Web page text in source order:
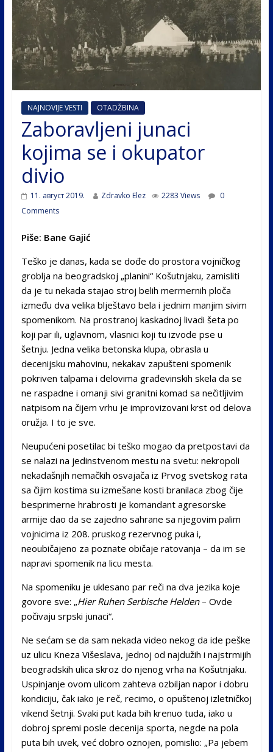
NAJNOVIJE VESTI OTADŽBINA
Zaboravljeni junaci
kojima se i okupator
divio
11. август 2019. Zdravko Elez 2283 Views
0
Comments
Piše: Bane Gajić
Teško je danas, kada se dođe do prostora vojničkog
groblja na beogradskoj „planini“ Košutnjaku, zamisliti
da je tu nekada stajao stroj belih mermernih ploča
između dva velika blještavo bela i jednim manjim sivim
spomenikom. Na prostranoj kaskadnoj livadi šeta po
koji par ili, uglavnom, vlasnici koji tu izvode pse u
šetnju. Jedna velika betonska klupa, obrasla u
decenijsku mahovinu, nekakav zapušteni spomenik
pokriven talpama i delovima građevinskih skela da se
ne raspadne i omanji sivi granitni komad sa nečitljivim
natpisom na čijem vrhu je improvizovani krst od delova
oružja. I to je sve.
Neupućeni posetilac bi teško mogao da pretpostavi da
se nalazi na jedinstvenom mestu na svetu: nekropoli
nekadašnjih nemačkih osvajača iz Prvog svetskog rata
sa čijim kostima su izmešane kosti branilaca zbog čije
besprimerne hrabrosti je komandant agresorske
armije dao da se zajedno sahrane sa njegovim palim
vojnicima iz 208. pruskog rezervnog puka i,
neoubičajeno za poznate običaje ratovanja – da im se
napravi spomenik na licu mesta.
Na spomeniku je uklesano par reči na dva jezika koje
govore sve: „Hier Ruhen Serbische Helden– Ovde
počivaju srpski junaci“.
Ne sećam se da sam nekada video nekog da ide peške
uz ulicu Kneza Višeslava, jednoj od najdužih i najstrmijih
beogradskih ulica skroz do njenog vrha na Košutnjaku.
Uspinjanje ovom ulicom zahteva ozbiljan napor i dobru
kondiciju, čak iako je reč, recimo, o opuštenoj izletničkoj
vikend šetnji. Svaki put kada bih krenuo tuda, iako u
dobroj spremi posle decenija sporta, negde na pola
puta bih uvek, već dobro oznojen, pomislio: „Pa jebem